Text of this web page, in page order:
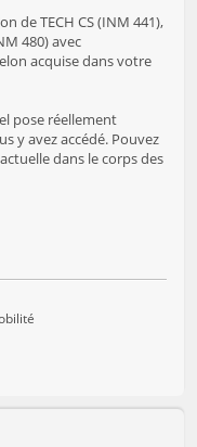
de TECH CS (INM 441),
480) avec
acquise dans votre
pose réellement
y avez accédé. Pouvez
dans le corps des